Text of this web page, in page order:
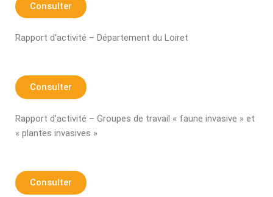
Consulter
Rapport d’activité – Département du Loiret
Consulter
Rapport d’activité – Groupes de travail « faune invasive » et
« plantes invasives »
Consulter